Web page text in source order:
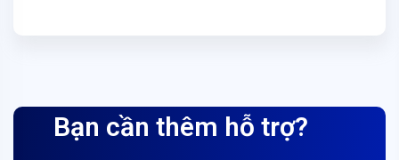
Bạn cần thêm hỗ trợ?